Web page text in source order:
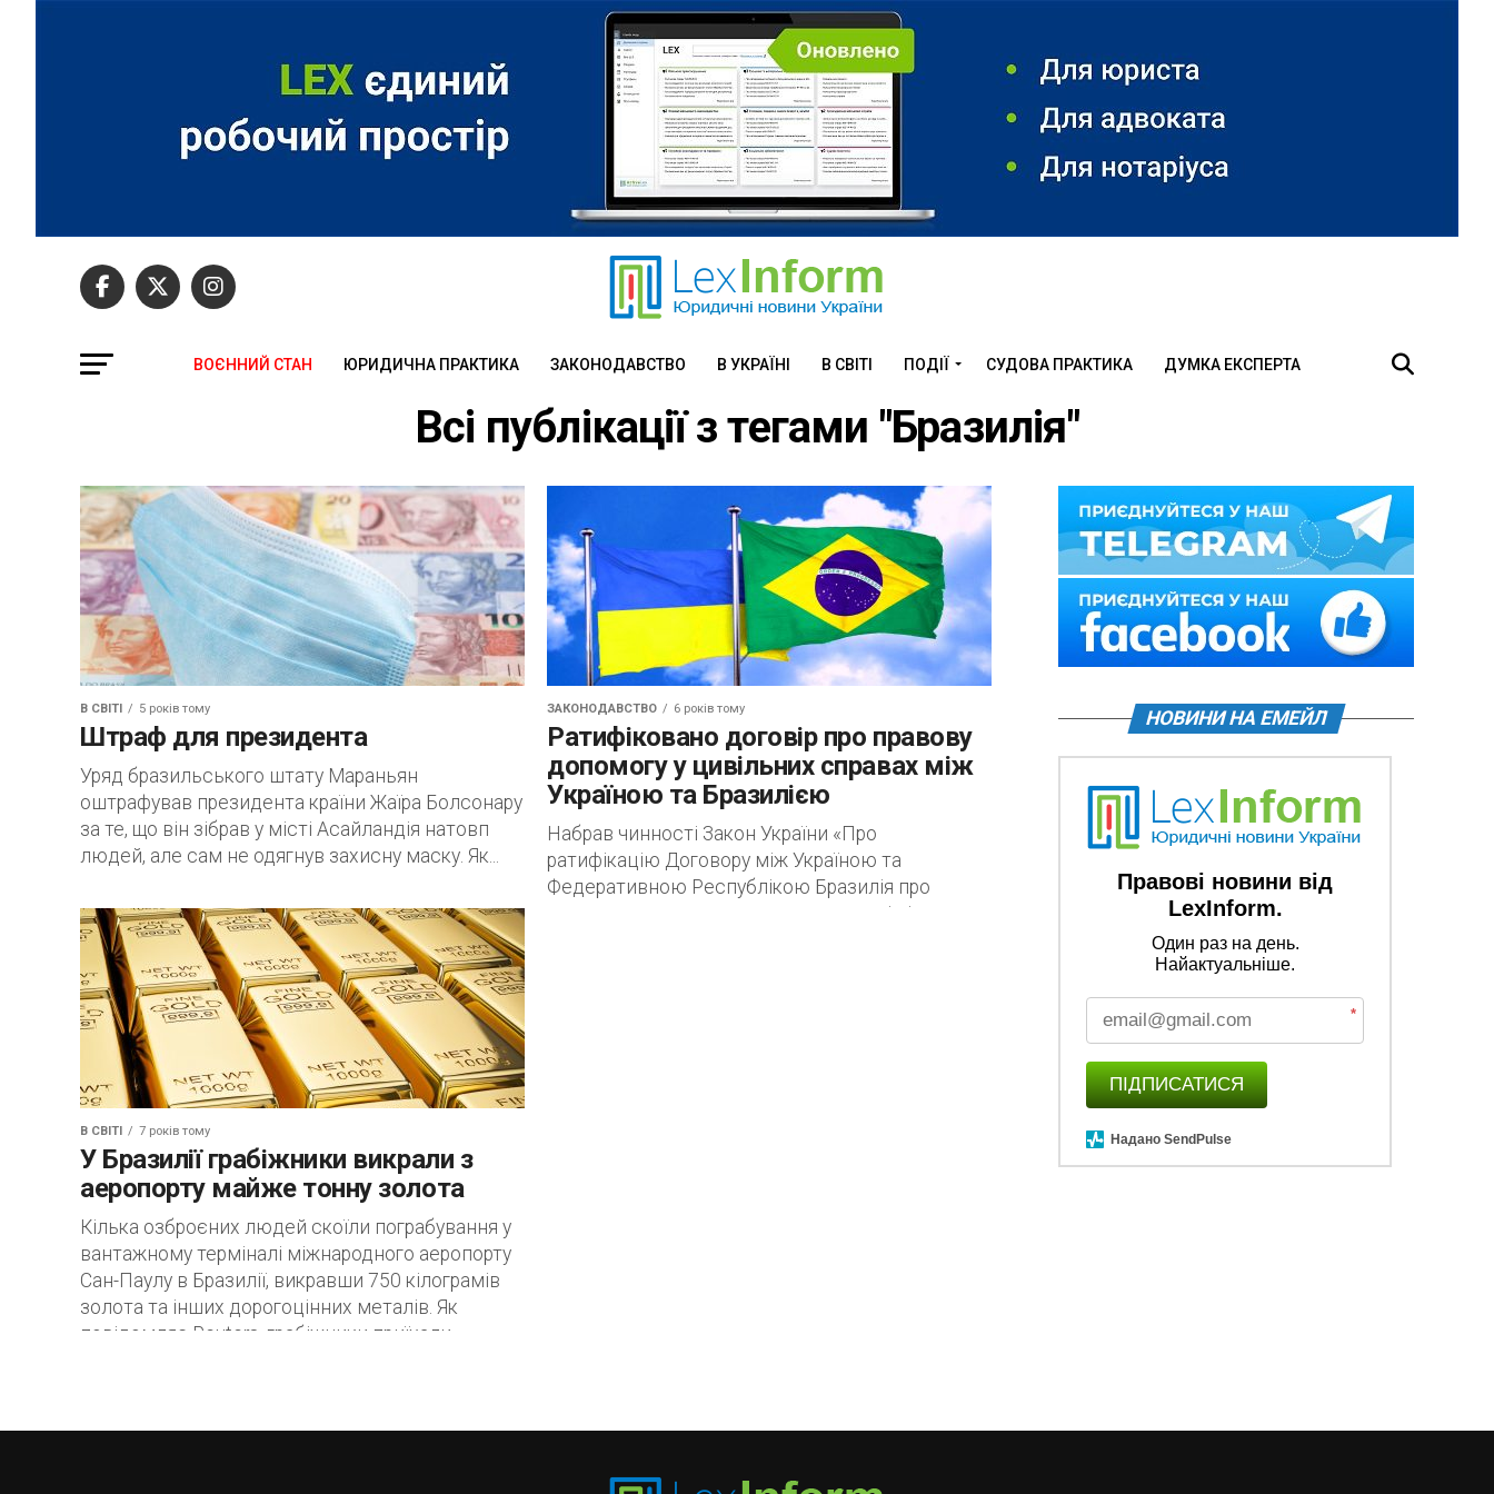
ВОЄННИЙ СТАН ЮРИДИЧНА ПРАКТИКА ЗАКОНОДАВСТВО В УКРАЇНІ В СВІТІ ПОДІЇ СУДОВА ПРАКТИКА ДУМКА ЕКСПЕРТА
Всі публікації з тегами "Бразилія"
В СВІТІ 5 років тому
Штраф для президента
Уряд бразильського штату Мараньян
оштрафував президента країни Жаїра Болсонару
за те, що він зібрав у місті Асайландія натовп
людей, але сам не одягнув захисну маску. Як...
ЗАКОНОДАВСТВО 6 років тому
Ратифіковано договір про правову
допомогу у цивільних справах між
Україною та Бразилією
Набрав чинності Закон України «Про
ратифікацію Договору між Україною та
Федеративною Республікою Бразилія про
взаємну правову допомогу та правові відносини
В СВІТІ 7 років тому
У Бразилії грабіжники викрали з
аеропорту майже тонну золота
Кілька озброєних людей скоїли пограбування у
вантажному терміналі міжнародного аеропорту
Сан-Паулу в Бразилії, викравши 750 кілограмів
золота та інших дорогоцінних металів. Як
повідомляє Reuters, грабіжники приїхали...
НОВИНИ НА ЕМЕЙЛ
Правові новини від
LexInform.
Один раз на день.
Найактуальніше.
*
ПІДПИСАТИСЯ
Надано SendPulse